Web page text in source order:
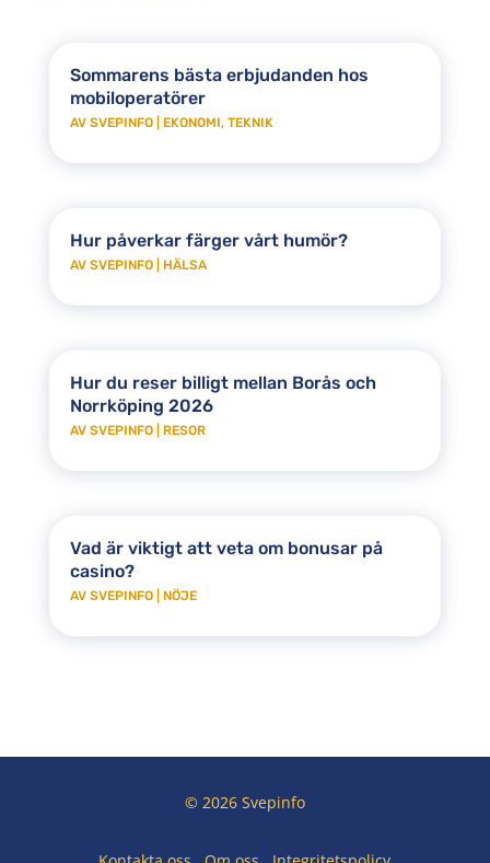
Sommarens bästa erbjudanden hos
mobiloperatörer
AV SVEPINFO| EKONOMI, TEKNIK
Hur påverkar färger vårt humör?
AV SVEPINFO| HÄLSA
Hur du reser billigt mellan Borås och
Norrköping 2026
AV SVEPINFO| RESOR
Vad är viktigt att veta om bonusar på
casino?
AV SVEPINFO| NÖJE
© 2026 Svepinfo